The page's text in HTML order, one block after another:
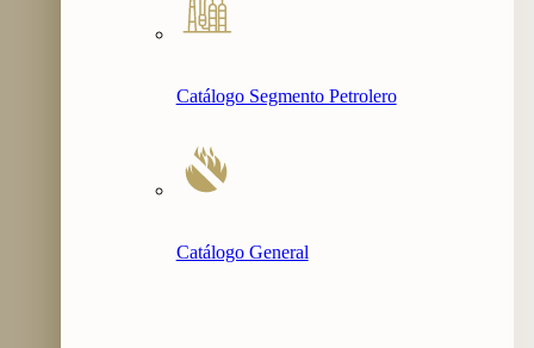
Catálogo Segmento Petrolero
Catálogo General